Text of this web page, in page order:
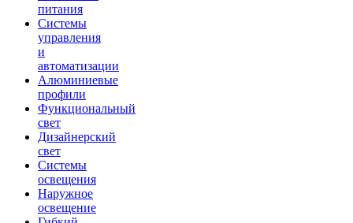
питания
Системы
управления
и
автоматизации
Алюминиевые
профили
Функциональный
свет
Дизайнерский
свет
Системы
освещения
Наружное
освещение